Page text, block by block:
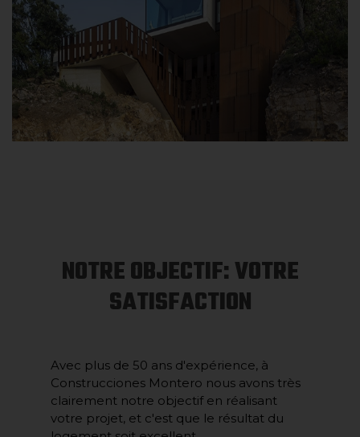
NOTRE OBJECTIF: VOTRE
SATISFACTION
Avec plus de 50 ans d'expérience, à
Construcciones Montero nous avons très
clairement notre objectif en réalisant
votre projet, et c'est que le résultat du